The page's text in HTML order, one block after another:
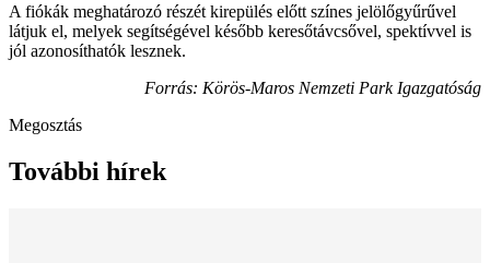
A fiókák meghatározó részét kirepülés előtt színes jelölőgyűrűvel
látjuk el, melyek segítségével később keresőtávcsővel, spektívvel is
jól azonosíthatók lesznek.
Forrás: Körös-Maros Nemzeti Park Igazgatóság
Megosztás
További hírek